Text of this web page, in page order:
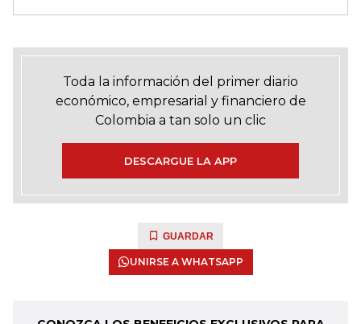
Toda la información del primer diario
económico, empresarial y financiero de
Colombia a tan solo un clic
DESCARGUE LA APP
GUARDAR
UNIRSE A WHATSAPP